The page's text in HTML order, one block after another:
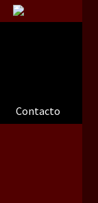
Contacto